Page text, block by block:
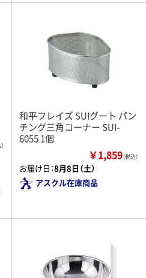
和平フレイズ SUIグート パン
チング三角コーナー SUI-
6055 1個
￥1,859（税込）
お届け日：8月8日（土）
アスクル在庫商品